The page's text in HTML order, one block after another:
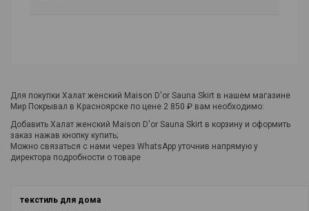
Для покупки Халат женский Maison D'or Sauna Skirt в нашем магазине
Мир Покрывал в Красноярске по цене 2 850 ₽ вам необходимо:
Добавить Халат женский Maison D'or Sauna Skirt в корзину и оформить
заказ нажав кнопку купить;
Можно связаться с нами через WhatsApp уточнив напрямую у
директора подробности о товаре
текстиль для дома